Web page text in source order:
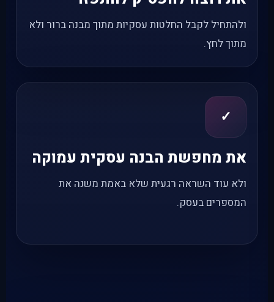
ולהתחיל לקבל החלטות עסקיות מתוך מבנה ברור ולא
מתוך לחץ.
✓
את מחפשת הבנה עסקית עמוקה
ולא עוד השראה רגעית שלא באמת משנה את
המספרים בעסק.